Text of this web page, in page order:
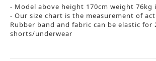
- Model above height 170cm weight 76kg
- Our size chart is the measurement of
Rubber band and fabric can be elastic for
shorts/underwear